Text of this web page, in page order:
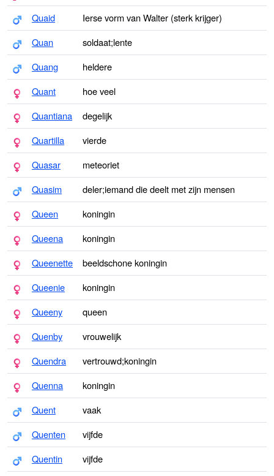
Quaid
Ierse vorm van Walter (sterk krijger)
Quan
soldaat;lente
Quang
heldere
Quant
hoe veel
Quantiana
degelijk
Quartilla
vierde
Quasar
meteoriet
Quasim
deler;iemand die deelt met zijn mensen
Queen
koningin
Queena
koningin
Queenette
beeldschone koningin
Queenie
koningin
Queeny
queen
Quenby
vrouwelijk
Quendra
vertrouwd;koningin
Quenna
koningin
Quent
vaak
Quenten
vijfde
Quentin
vijfde